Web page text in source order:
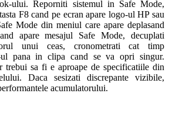
ului. Reporniti sistemul in Safe Mode,
F8 cand pe ecran apare logo-ul HP sau
Mode din meniul care apare deplasand
apare mesajul Safe Mode, decuplati
unui ceas, cronometrati cat timp
ul pana in clipa cand se va opri singur.
trebui sa fi e aproape de specificatiile din
Daca sesizati discrepante vizibile,
acumulatorului.